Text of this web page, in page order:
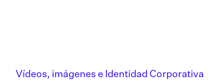
Vídeos, imágenes e Identidad Corporativa